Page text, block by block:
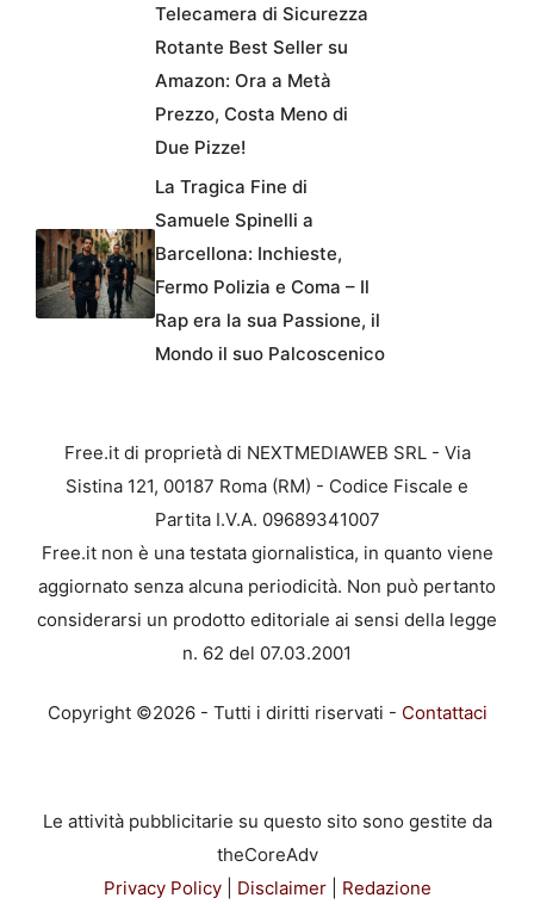
Telecamera di Sicurezza
Rotante Best Seller su
Amazon: Ora a Metà
Prezzo, Costa Meno di
Due Pizze!
La Tragica Fine di
Samuele Spinelli a
Barcellona: Inchieste,
Fermo Polizia e Coma – Il
Rap era la sua Passione, il
Mondo il suo Palcoscenico
Free.it di proprietà di NEXTMEDIAWEB SRL - Via
Sistina 121, 00187 Roma (RM) - Codice Fiscale e
Partita I.V.A. 09689341007
Free.it non è una testata giornalistica, in quanto viene
aggiornato senza alcuna periodicità. Non può pertanto
considerarsi un prodotto editoriale ai sensi della legge
n. 62 del 07.03.2001
Copyright ©2026 - Tutti i diritti riservati - Contattaci
Le attività pubblicitarie su questo sito sono gestite da
theCoreAdv
Privacy Policy| Disclaimer| Redazione